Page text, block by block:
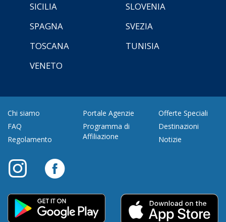
SICILIA
SLOVENIA
SPAGNA
SVEZIA
TOSCANA
TUNISIA
VENETO
Chi siamo
FAQ
Regolamento
Portale Agenzie
Programma di
Affiliazione
Offerte Speciali
Destinazioni
Notizie